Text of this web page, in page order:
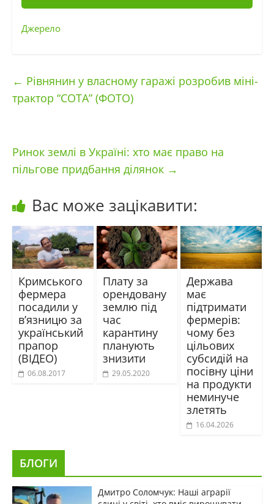
Джерело
← Рівнянин у власному гаражі розробив міні-
трактор “СОТА” (ФОТО)
Ринок землі в Україні: хто має право на
пільгове придбання ділянок →
Вас може зацікавити:
Кримського
фермера
посадили у
в’язницю за
український
прапор
(ВІДЕО)
06.08.2017
Плату за
орендовану
землю під
час
карантину
планують
знизити
29.05.2020
Держава
має
підтримати
фермерів:
чому без
цільових
субсидій на
посівну ціни
на продукти
неминуче
злетять
16.04.2026
БЛОГИ
Дмитро Соломчук: Наші аграрії